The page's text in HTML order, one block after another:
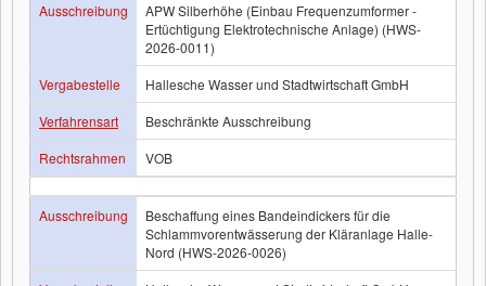
Ausschreibung
APW Silberhöhe (Einbau Frequenzumformer -
Ertüchtigung Elektrotechnische Anlage) (HWS-
2026-0011)
Vergabestelle
Hallesche Wasser und Stadtwirtschaft GmbH
Verfahrensart
Beschränkte Ausschreibung
Rechtsrahmen
VOB
Ausschreibung
Beschaffung eines Bandeindickers für die
Schlammvorentwässerung der Kläranlage Halle-
Nord (HWS-2026-0026)